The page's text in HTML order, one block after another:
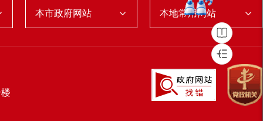
本市政府网站 本地常用网站